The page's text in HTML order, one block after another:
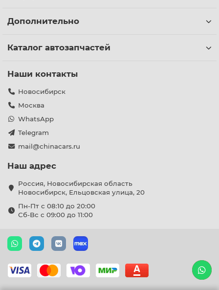
Дополнительно
Каталог автозапчастей
Наши контакты
Новосибирск
Москва
WhatsApp
Telegram
mail@chinacars.ru
Наш адрес
Россия, Новосибирская область
Новосибирск, Ельцовская улица, 20
Пн-Пт с 08:10 до 20:00
Сб-Вс с 09:00 до 11:00